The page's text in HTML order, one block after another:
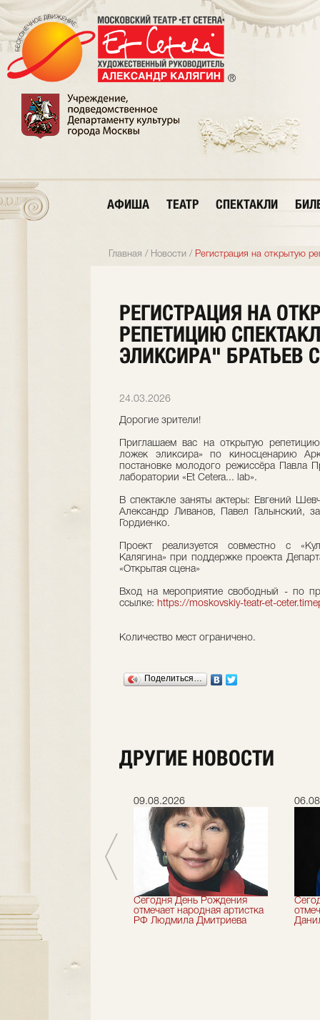
АФИША ТЕАТР СПЕКТАКЛИ
Главная / Новости / Регистрация на открытую
РЕГИСТРАЦИЯ НА
РЕПЕТИЦИЮ
ЭЛИКСИРА" БРАТЬЕВ
24.03.2026
Дорогие зрители!
Приглашаем вас на открытую
ложек эликсира» по киносценарию
постановке молодого режиссёра Павла
лаборатории «Et Cetera... lab».
В спектакле заняты актеры: Евгений
Александр Ливанов, Павел Галынский,
Гордиенко.
Проект реализуется совместно с
Калягина» при поддержке проекта
«Открытая сцена»
Вход на мероприятие свободный - по
ссылке: https://moskovskiy-teatr-et-
Количество мест ограничено.
Поделиться…
ДРУГИЕ НОВОСТИ
искусств
Николай Максимов
09.08.2026
Сегодня День Рождения
отмечает народная артистка
РФ Людмила Дмитриева